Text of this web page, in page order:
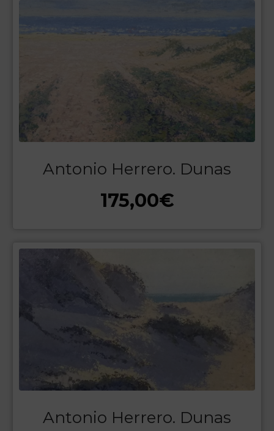
Antonio Herrero. Dunas
175,00€
Antonio Herrero. Dunas